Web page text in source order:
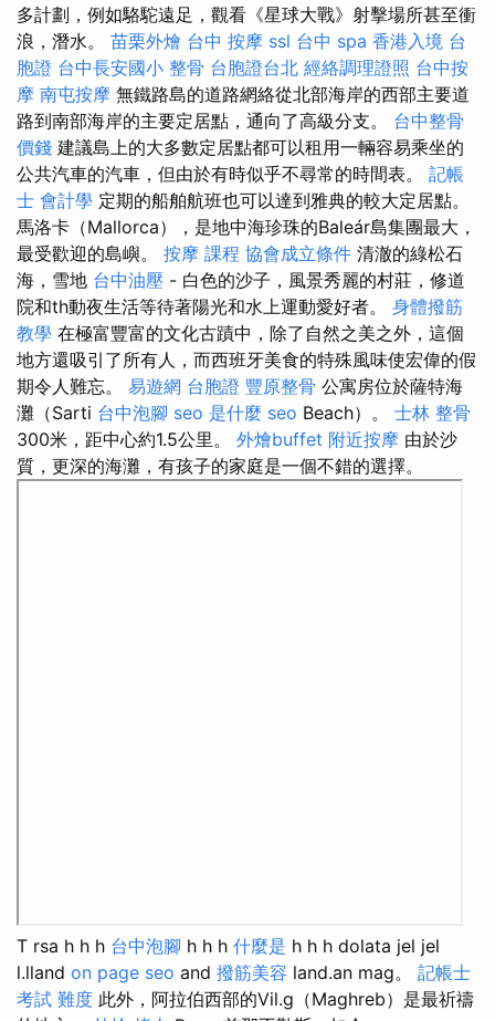
多計劃，例如駱駝遠足，觀看《星球大戰》射擊場所甚至衝
浪，潛水。 苗栗外燴 台中 按摩 ssl 台中 spa 香港入境 台
胞證 台中長安國小 整骨 台胞證台北 經絡調理證照 台中按
摩 南屯按摩 無鐵路島的道路網絡從北部海岸的西部主要道
路到南部海岸的主要定居點，通向了高級分支。 台中整骨
價錢 建議島上的大多數定居點都可以租用一輛容易乘坐的
公共汽車的汽車，但由於有時似乎不尋常的時間表。 記帳
士 會計學 定期的船舶航班也可以達到雅典的較大定居點。
馬洛卡（Mallorca），是地中海珍珠的Baleár島集團最大，
最受歡迎的島嶼。 按摩 課程 協會成立條件 清澈的綠松石
海，雪地 台中油壓 - 白色的沙子，風景秀麗的村莊，修道
院和th動夜生活等待著陽光和水上運動愛好者。 身體撥筋
教學 在極富豐富的文化古蹟中，除了自然之美之外，這個
地方還吸引了所有人，而西班牙美食的特殊風味使宏偉的假
期令人難忘。 易遊網 台胞證 豐原整骨 公寓房位於薩特海
灘（Sarti 台中泡腳 seo 是什麼 seo Beach）。 士林 整骨
300米，距中心約1.5公里。 外燴buffet 附近按摩 由於沙
質，更深的海灘，有孩子的家庭是一個不錯的選擇。
T rsa h h h 台中泡腳 h h h 什麼是 h h h dolata jel jel
l.lland on page seo and 撥筋美容 land.an mag。 記帳士
考試 難度 此外，阿拉伯西部的Vil.g（Maghreb）是最祈禱